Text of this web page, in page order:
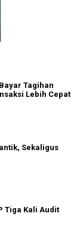
Tagihan
Lebih Cepat
Sekaligus
Tiga Kali Audit